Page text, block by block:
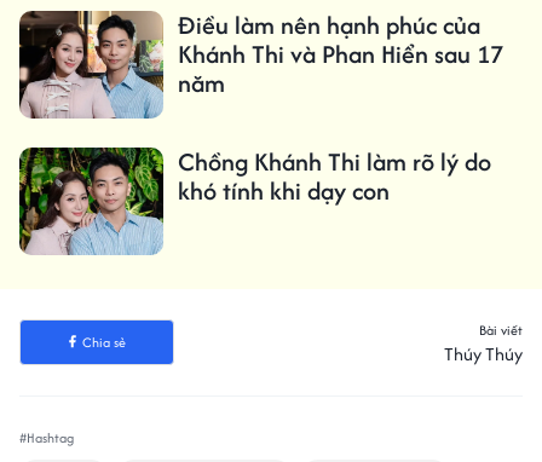
Điều làm nên hạnh phúc của
Khánh Thi và Phan Hiển sau 17
năm
Chồng Khánh Thi làm rõ lý do
khó tính khi dạy con
Chia sẻ
Bài viết
Thúy Thúy
#Hashtag